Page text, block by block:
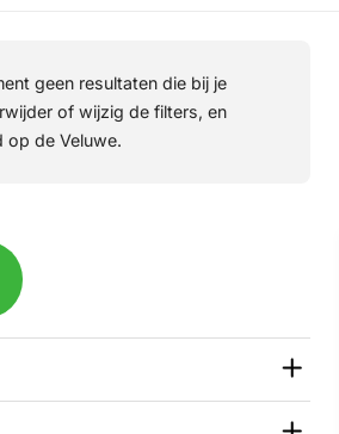
geen resultaten die bij je
of wijzig de filters, en
op de Veluwe.